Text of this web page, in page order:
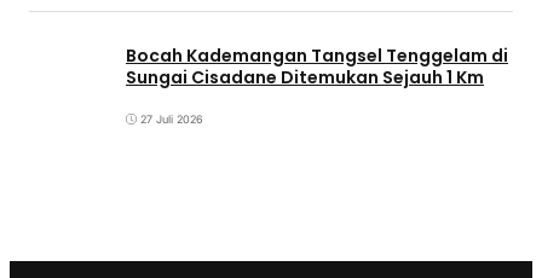
Bocah Kademangan Tangsel Tenggelam di
Sungai Cisadane Ditemukan Sejauh 1 Km
27 Juli 2026